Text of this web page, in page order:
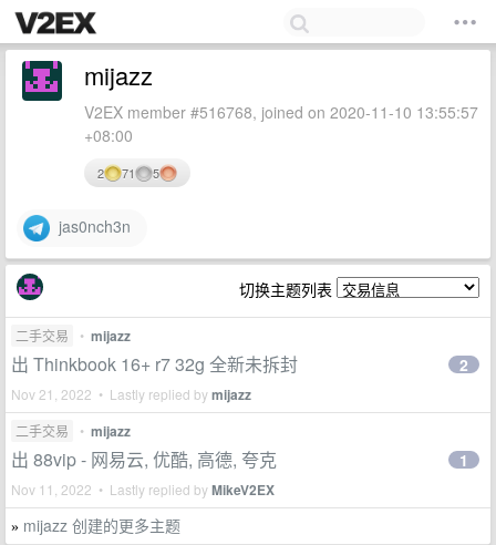
mijazz
V2EX member #516768, joined on 2020-11-10 13:55:57
+08:00
2 71 5
jas0nch3n
切换主题列表
二手交易 • mijazz
出 Thinkbook 16+ r7 32g 全新未拆封
Nov 21, 2022 • Lastly replied bymijazz
2
二手交易 • mijazz
出 88vip - 网易云, 优酷, 高德, 夸克
Nov 11, 2022 • Lastly replied byMikeV2EX
1
» mijazz 创建的更多主题